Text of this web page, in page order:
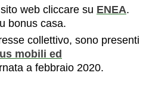
web cliccare su ENEA.
bonus casa.
collettivo, sono presenti
mobili ed
a febbraio 2020.